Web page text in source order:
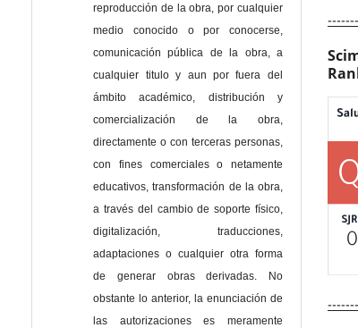
reproducción de la obra, por cualquier
medio conocido o por conocerse,
comunicación pública de la obra, a
cualquier titulo y aun por fuera del
ámbito académico, distribución y
comercialización de la obra,
directamente o con terceras personas,
con fines comerciales o netamente
educativos, transformación de la obra,
a través del cambio de soporte físico,
digitalización, traducciones,
adaptaciones o cualquier otra forma
de generar obras derivadas. No
obstante lo anterior, la enunciación de
las autorizaciones es meramente